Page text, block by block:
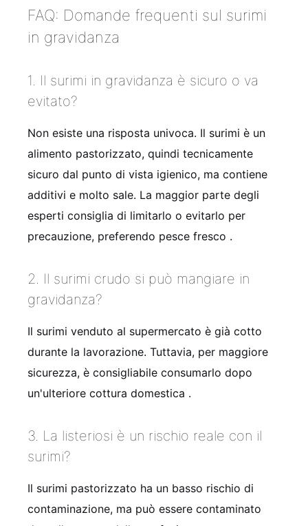
FAQ: Domande frequenti sul surimi
in gravidanza
1. Il surimi in gravidanza è sicuro o va
evitato?
Non esiste una risposta univoca. Il surimi è un
alimento pastorizzato, quindi tecnicamente
sicuro dal punto di vista igienico, ma contiene
additivi e molto sale. La maggior parte degli
esperti consiglia di limitarlo o evitarlo per
precauzione, preferendo pesce fresco .
2. Il surimi crudo si può mangiare in
gravidanza?
Il surimi venduto al supermercato è già cotto
durante la lavorazione. Tuttavia, per maggiore
sicurezza, è consigliabile consumarlo dopo
un'ulteriore cottura domestica .
3. La listeriosi è un rischio reale con il
surimi?
Il surimi pastorizzato ha un basso rischio di
contaminazione, ma può essere contaminato